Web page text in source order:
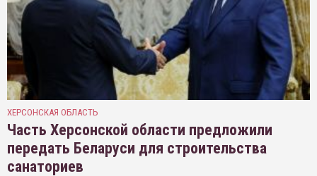
ХЕРСОНСКАЯ ОБЛАСТЬ
Часть Херсонской области предложили
передать Беларуси для строительства
санаториев